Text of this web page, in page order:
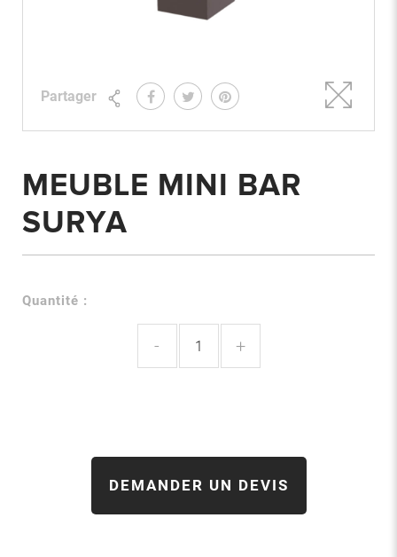
Partager
MEUBLE MINI BAR
SURYA
Quantité :
- +
DEMANDER UN DEVIS